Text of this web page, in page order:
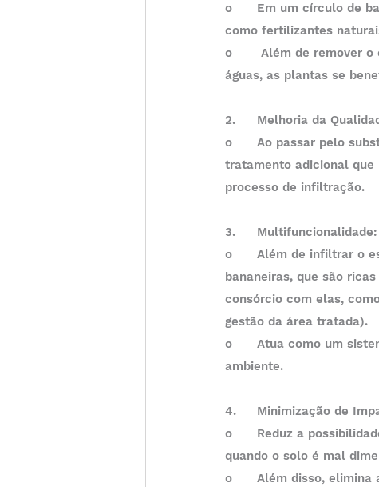
o	Em um círculo de bananeiras, os nutrientes presentes no esgoto doméstico tratado servem
como fertilizantes
o	 Além de remover o excesso de nutrientes do esgoto e evitar a contaminação do solo e
águas, as plantas se
2.	Melhoria da
o	Ao passar pelo substrato bioativo e pelas raízes das plantas, o efluente sofre um pré-
tratamento adicional que
processo de infiltração.
3.	Multifuncionalidade:
o	Além de infiltrar o esgoto doméstico, o sistema também é responsável pela produção de
bananeiras, que são
consórcio com elas,
gestão da área tratada).
o	Atua como um sistema paisagístico, integrando o tratamento de esgoto à estética natural do
ambiente.
4.	Minimização de
o	Reduz a possibilidade de saturação e mau cheiro, comuns em sumidouros convencionais
quando o solo é mal
o	Além disso, elimina a atração de vetores (moscas, roedores) que podem ser um problema